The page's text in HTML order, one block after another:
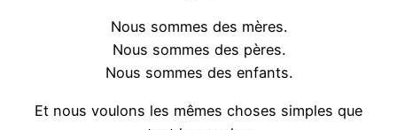
Nous sommes des mères.
Nous sommes des pères.
Nous sommes des enfants.
Et nous voulons les mêmes choses simples que